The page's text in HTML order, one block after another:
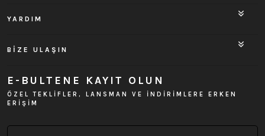
YARDIM
BİZE ULAŞIN
E-BULTENE KAYIT OLUN
ÖZEL TEKLİFLER, LANSMAN VE İNDİRİMLERE ERKEN
ERİŞİM